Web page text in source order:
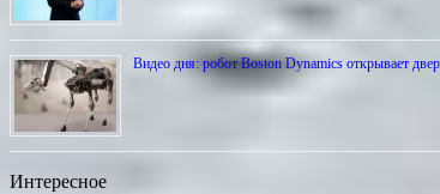
Видео дня: робот Boston Dynamics открывает
Интересное